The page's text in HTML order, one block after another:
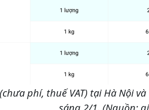
phí, thuế VAT) tại Hà Nội